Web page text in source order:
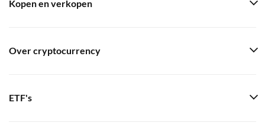
Kopen en verkopen
Over cryptocurrency
ETF's